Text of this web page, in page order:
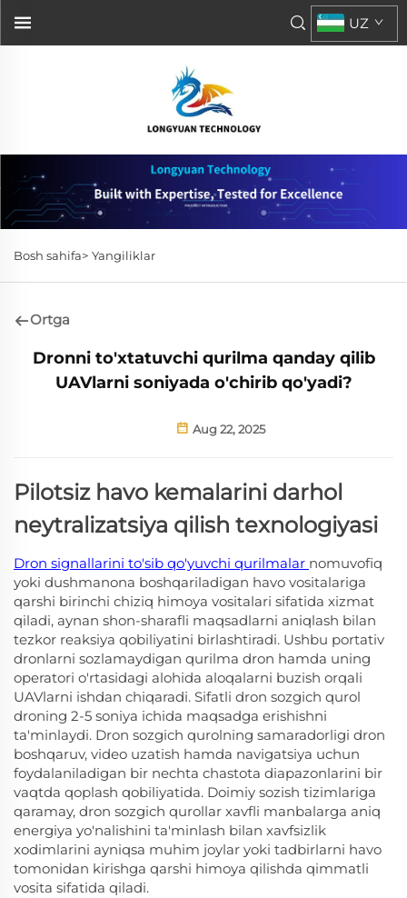
UZ
Bosh sahifa> Yangiliklar
Ortga
Dronni to'xtatuvchi qurilma qanday qilib
UAVlarni soniyada o'chirib qo'yadi?
Aug 22, 2025
Pilotsiz havo kemalarini darhol
neytralizatsiya qilish texnologiyasi
Dron signallarini to'sib qo'yuvchi qurilmalar nomuvofiq
yoki dushmanona boshqariladigan havo vositalariga
qarshi birinchi chiziq himoya vositalari sifatida xizmat
qiladi, aynan shon-sharafli maqsadlarni aniqlash bilan
tezkor reaksiya qobiliyatini birlashtiradi. Ushbu portativ
dronlarni sozlamaydigan qurilma dron hamda uning
operatori o'rtasidagi alohida aloqalarni buzish orqali
UAVlarni ishdan chiqaradi. Sifatli dron sozgich qurol
droning 2-5 soniya ichida maqsadga erishishni
ta'minlaydi. Dron sozgich qurolning samaradorligi dron
boshqaruv, video uzatish hamda navigatsiya uchun
foydalaniladigan bir nechta chastota diapazonlarini bir
vaqtda qoplash qobiliyatida. Doimiy sozish tizimlariga
qaramay, dron sozgich qurollar xavfli manbalarga aniq
energiya yo'nalishini ta'minlash bilan xavfsizlik
xodimlarini ayniqsa muhim joylar yoki tadbirlarni havo
tomonidan kirishga qarshi himoya qilishda qimmatli
vosita sifatida qiladi.